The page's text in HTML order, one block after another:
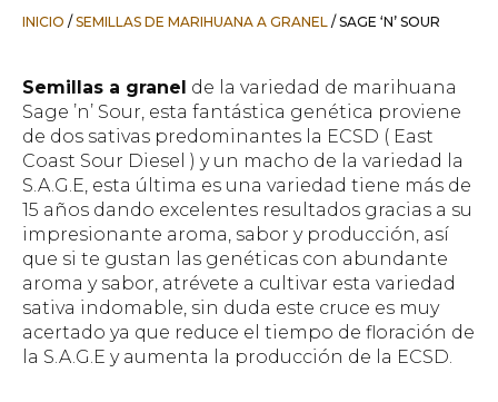
originalactual
INICIO / SEMILLAS DE MARIHUANA A GRANEL / SAGE ‘N’ SOUR
Semillas a granel de la variedad de marihuana
Sage ’n’ Sour, esta fantástica genética proviene
de dos sativas predominantes la ECSD ( East
Coast Sour Diesel ) y un macho de la variedad la
S.A.G.E, esta última es una variedad tiene más de
15 años dando excelentes resultados gracias a su
impresionante aroma, sabor y producción, así
que si te gustan las genéticas con abundante
aroma y sabor, atrévete a cultivar esta variedad
sativa indomable, sin duda este cruce es muy
acertado ya que reduce el tiempo de floración de
la S.A.G.E y aumenta la producción de la ECSD.